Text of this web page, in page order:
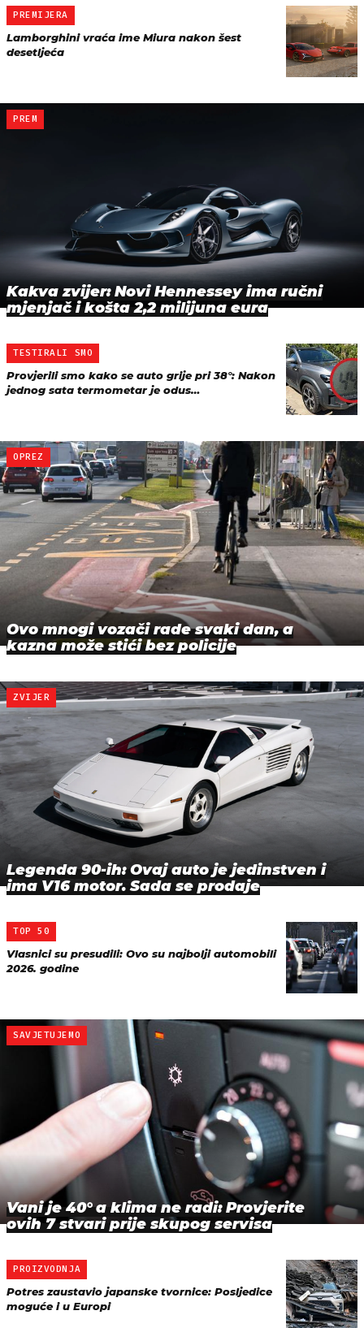
PREMIJERA
Lamborghini vraća ime Miura nakon šest
desetljeća
PREM
Kakva zvijer: Novi Hennessey ima ručni
mjenjač i košta 2,2 milijuna eura
TESTIRALI SMO
Provjerili smo kako se auto grije pri 38°: Nakon
jednog sata termometar je odus…
OPREZ
Ovo mnogi vozači rade svaki dan, a
kazna može stići bez policije
ZVIJER
Legenda 90-ih: Ovaj auto je jedinstven i
ima V16 motor. Sada se prodaje
TOP 50
Vlasnici su presudili: Ovo su najbolji automobili
2026. godine
SAVJETUJEMO
Vani je 40° a klima ne radi: Provjerite
ovih 7 stvari prije skupog servisa
PROIZVODNJA
Potres zaustavio japanske tvornice: Posljedice
moguće i u Europi